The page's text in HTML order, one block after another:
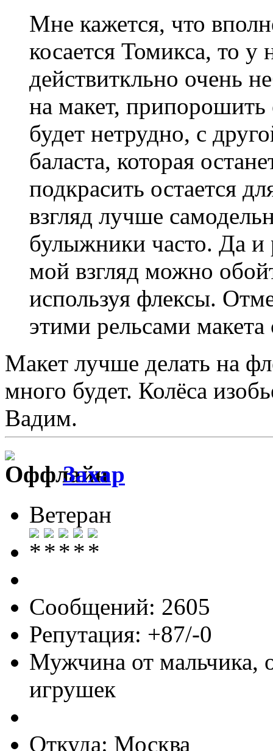
Мне кажется, что
косается Томикса, то у
действиткльно очень
на макет,
будет нетрудно, с
баласта, которая
подкрасить остается
взгляд лучше
булыжники часто. Да и
мой взгляд можно
используя флексы.
этими рельсами
Макет лучше делать на
много будет. Колёса
Вадим.
Захар
Ветеран
Сообщений: 2605
Репутация: +87/-0
Мужчина от мальчика,
игрушек
Откуда: Москва